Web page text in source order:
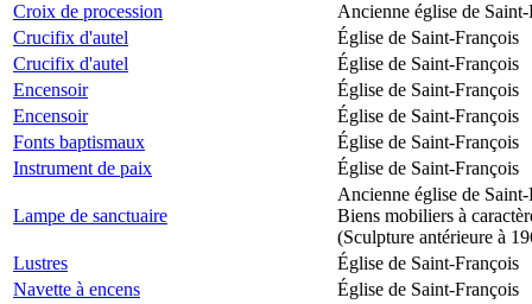
Croix de procession
Ancienne église de Saint-
Crucifix d'autel
Église de Saint-François
Crucifix d'autel
Église de Saint-François
Encensoir
Église de Saint-François
Encensoir
Église de Saint-François
Fonts baptismaux
Église de Saint-François
Instrument de paix
Église de Saint-François
Lampe de sanctuaire
Ancienne église de Saint-
Biens mobiliers à
(Sculpture antérieure à
Lustres
Église de Saint-François
Navette à encens
Église de Saint-François